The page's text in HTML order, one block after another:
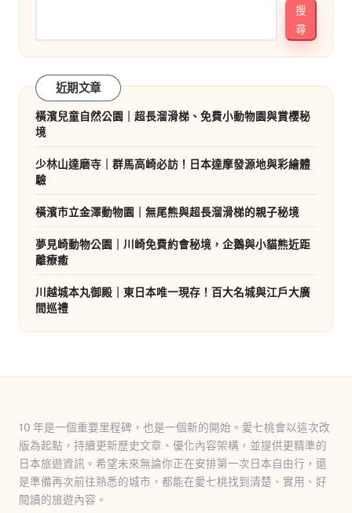
搜
尋
近期文章
橫濱兒童自然公園｜超長溜滑梯、免費小動物園與賞櫻秘
境
少林山達磨寺｜群馬高崎必訪！日本達摩發源地與彩繪體
驗
橫濱市立金澤動物園｜無尾熊與超長溜滑梯的親子秘境
夢見崎動物公園｜川崎免費約會秘境，企鵝與小貓熊近距
離療癒
川越城本丸御殿｜東日本唯一現存！百大名城與江戶大廣
間巡禮
10 年是一個重要里程碑，也是一個新的開始。愛七桃會以這次改
版為起點，持續更新歷史文章、優化內容架構，並提供更精準的
日本旅遊資訊。希望未來無論你正在安排第一次日本自由行，還
是準備再次前往熟悉的城市，都能在愛七桃找到清楚、實用、好
閱讀的旅遊內容。